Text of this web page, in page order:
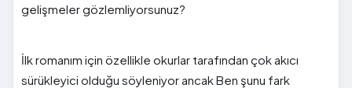
gelişmeler gözlemliyorsunuz?
İlk romanım için özellikle okurlar tarafından çok akıcı
sürükleyici olduğu söyleniyor ancak Ben şunu fark